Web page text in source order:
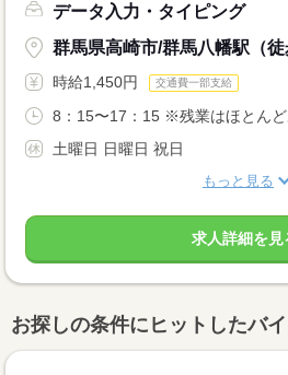
データ入力・タイピング
群馬県高崎市/群馬八幡駅（徒
時給1,450円 交通費一部支給
8：15〜17：15 ※残業はほとんど
土曜日 日曜日 祝日
もっと見る
求人詳細を見
お探しの条件にヒットしたバ